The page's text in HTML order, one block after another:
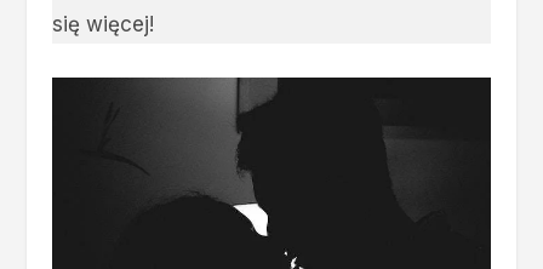
się więcej!